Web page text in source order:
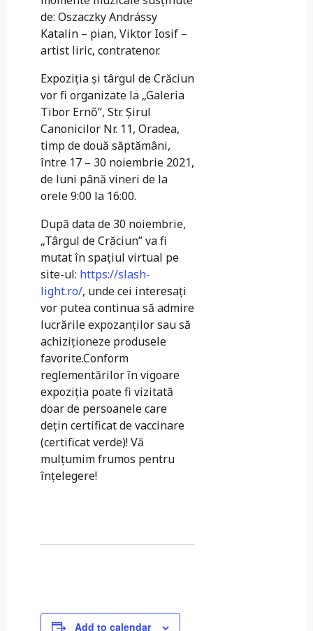
de: Oszaczky Andrássy
Katalin – pian, Viktor Iosif –
artist liric, contratenor.
Expoziţia şi târgul de Crăciun
vor fi organizate la „Galeria
Tibor Ernő”, Str. Şirul
Canonicilor Nr. 11, Oradea,
timp de două săptămâni,
între 17 – 30 noiembrie 2021,
de luni până vineri de la
orele 9:00 la 16:00.
După data de 30 noiembrie,
„Târgul de Crăciun” va fi
mutat în spaţiul virtual pe
site-ul: https://slash-
light.ro/, unde cei interesați
vor putea continua să admire
lucrările expozanţilor sau să
achiziţioneze produsele
favorite.Conform
reglementărilor în vigoare
expoziția poate fi vizitată
doar de persoanele care
deţin certificat de vaccinare
(certificat verde)! Vă
mulţumim frumos pentru
înţelegere!
Add to calendar